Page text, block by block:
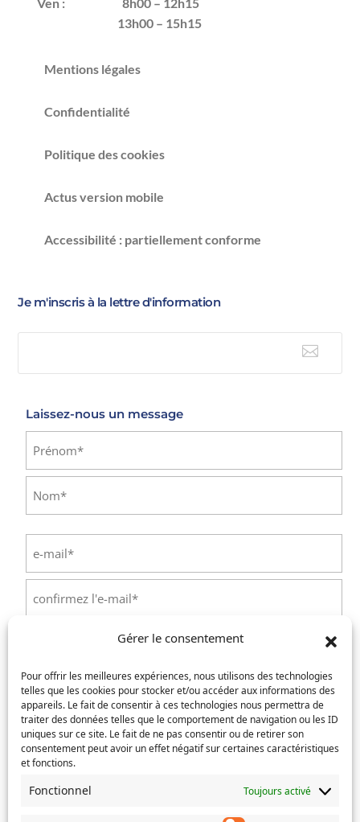
Gérer le consentement
Pour offrir les meilleures expériences, nous utilisons des technologies
telles que les cookies pour stocker et/ou accéder aux informations des
appareils. Le fait de consentir à ces technologies nous permettra de
traiter des données telles que le comportement de navigation ou les ID
uniques sur ce site. Le fait de ne pas consentir ou de retirer son
consentement peut avoir un effet négatif sur certaines caractéristiques
et fonctions.
Fonctionnel Toujours activé
Ven :
8h00 – 12h15
13h00 – 15h15
Mentions légales
Confidentialité
Politique des cookies
Actus version mobile
Accessibilité : partiellement conforme
Je m'inscris à la lettre d'information

Laissez-nous un message
Prénom
mail(Nécessaire)
Saisissez
un
e-
(Nécessaire)
Service concerné(Nécessaire)
Si votre demande concerne des actes de naissance et/ou
de mariage, choisissez l'Etat-Civil comme service